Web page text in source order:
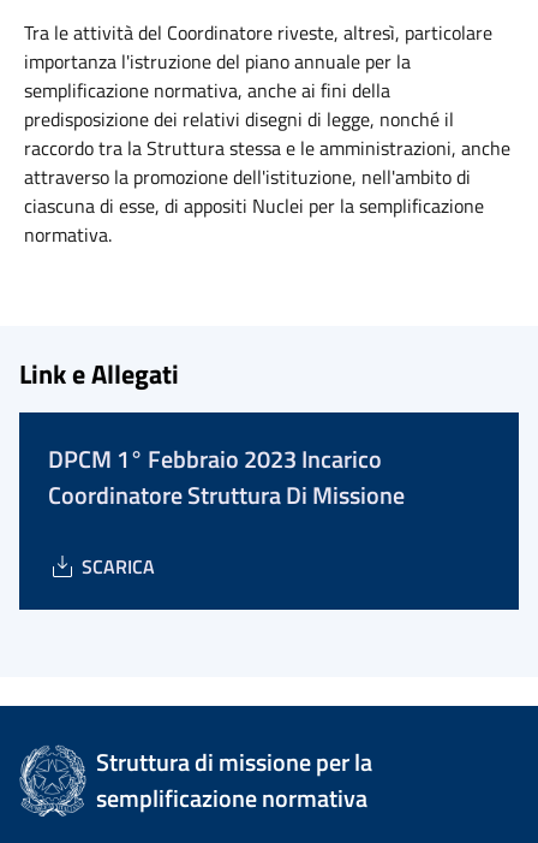
Tra le attività del Coordinatore riveste, altresì, particolare
importanza l'istruzione del piano annuale per la
semplificazione normativa, anche ai fini della
predisposizione dei relativi disegni di legge, nonché il
raccordo tra la Struttura stessa e le amministrazioni, anche
attraverso la promozione dell'istituzione, nell'ambito di
ciascuna di esse, di appositi Nuclei per la semplificazione
normativa.
Link e Allegati
DPCM 1° Febbraio 2023 Incarico
Coordinatore Struttura Di Missione
SCARICA
Struttura di missione per la
semplificazione normativa